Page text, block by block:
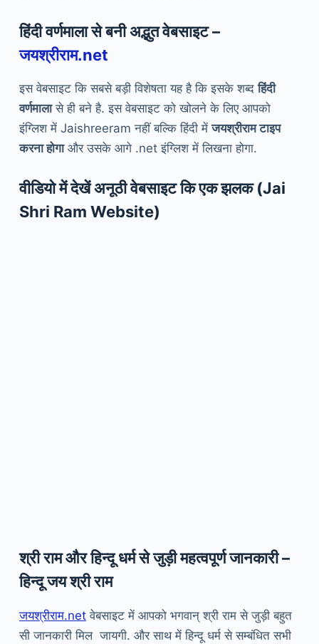
हिंदी वर्णमाला से बनी अद्भुत वेबसाइट –
जयश्रीराम.net
इस वेबसाइट कि सबसे बड़ी विशेषता यह है कि इसके शब्दहिंदी
वर्णमालासे ही बने है. इस वेबसाइट को खोलने के लिए आपको
इंग्लिश में Jaishreeram नहीं बल्कि हिंदी मेंजयश्रीराम टाइप
करना होगाऔर उसके आगे .net इंग्लिश में लिखना होगा.
वीडियो में देखें अनूठी वेबसाइट कि एक झलक (Jai
Shri Ram Website)
श्री राम और हिन्दू धर्म से जुड़ी महत्वपूर्ण जानकारी –
हिन्दू जय श्री राम
जयश्रीराम.netवेबसाइट में आपको भगवान् श्री राम से जुड़ी बहुत
सी जानकारी मिल जायगी. और साथ में हिन्दू धर्म से सम्बंधित सभी